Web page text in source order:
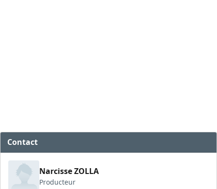
Contact
Narcisse ZOLLA
Producteur